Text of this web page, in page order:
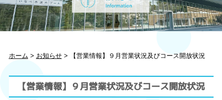
ホーム > お知らせ> 【営業情報】９月営業状況及びコース開放状況
【営業情報】９月営業状況及びコース開放状況